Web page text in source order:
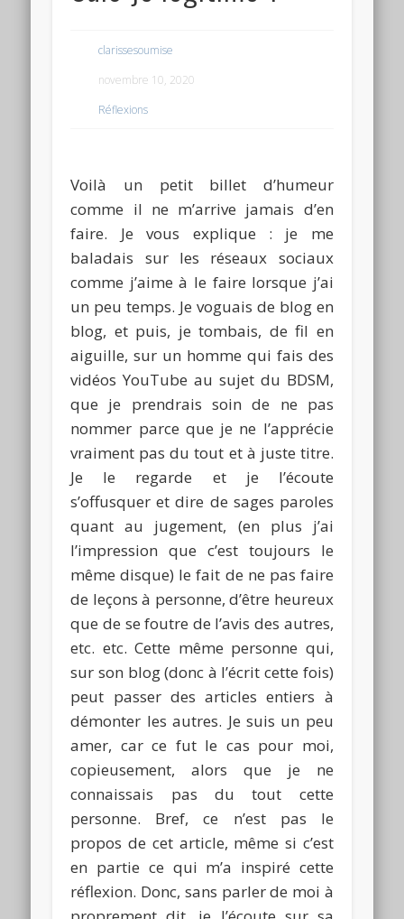
clarissesoumise
novembre 10, 2020
Réflexions
Voilà un petit billet d’humeur
comme il ne m’arrive jamais d’en
faire. Je vous explique : je me
baladais sur les réseaux sociaux
comme j’aime à le faire lorsque j’ai
un peu temps. Je voguais de blog en
blog, et puis, je tombais, de fil en
aiguille, sur un homme qui fais des
vidéos YouTube au sujet du BDSM,
que je prendrais soin de ne pas
nommer parce que je ne l’apprécie
vraiment pas du tout et à juste titre.
Je le regarde et je l’écoute
s’offusquer et dire de sages paroles
quant au jugement, (en plus j’ai
l’impression que c’est toujours le
même disque) le fait de ne pas faire
de leçons à personne, d’être heureux
que de se foutre de l’avis des autres,
etc. etc. Cette même personne qui,
sur son blog (donc à l’écrit cette fois)
peut passer des articles entiers à
démonter les autres. Je suis un peu
amer, car ce fut le cas pour moi,
copieusement, alors que je ne
connaissais pas du tout cette
personne. Bref, ce n’est pas le
propos de cet article, même si c’est
en partie ce qui m’a inspiré cette
réflexion. Donc, sans parler de moi à